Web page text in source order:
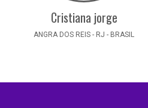
Cristiana jorge
ANGRA DOS REIS - RJ - BRASIL